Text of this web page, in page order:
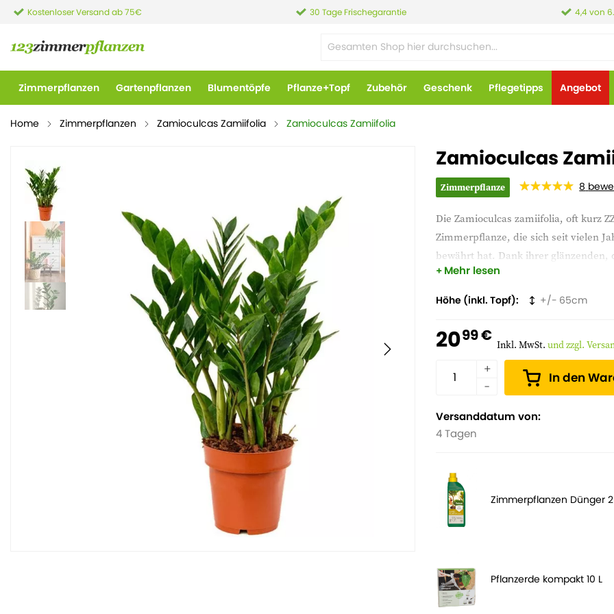
Kostenloser Versand ab 75€ 30 Tage Frischegarantie 4,4 von
Zimmerpflanzen Gartenpflanzen Blumentöpfe Pflanze+Topf Zubehör Geschenk Pflegetipps Angebot
Home Zimmerpflanzen Zamioculcas Zamiifolia Zamioculcas Zamiifolia
Zamioculcas
Zimmerpflanze 8
Die Zamioculcas zamiifolia, oft kurz
Zimmerpflanze, die sich seit vielen
bewährt hat. Dank ihrer
diese Pflanze jedem Raum sofort
Die ZZ-Pflanze ist bekannt für ihre
Schlafzimmer, Büros und andere
setzen möchten.
Mehr lesen
Höhe (inkl. Topf) 65
2099 € Inkl. MwSt.und zzgl.
In den
Versanddatum von:
4 Tagen
Zimmerpflanzen Dünger
Pflanzerde kompakt 10 L